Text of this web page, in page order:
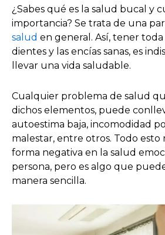
¿Sabes qué es la salud bucal y
importancia? Se trata de una
salud en general. Así, tener toda
dientes y las encías sanas, es
llevar una vida saludable.
Cualquier problema de salud
dichos elementos, puede
autoestima baja, incomodidad
malestar, entre otros. Todo
forma negativa en la salud
persona, pero es algo que
manera sencilla.